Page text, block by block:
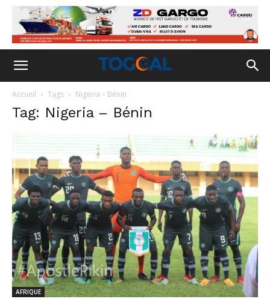
Accueil Tags Nigeria – Bénin
Tag: Nigeria – Bénin
AFRIQUE